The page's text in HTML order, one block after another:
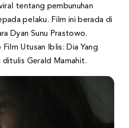
tentang pembunuhan
pelaku. Film ini berada di
Dyan Sunu Prastowo.
Utusan Iblis: Dia Yang
ditulis Gerald Mamahit.